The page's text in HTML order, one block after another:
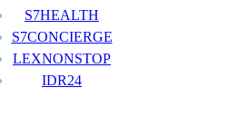
S7HEALTH
S7CONCIERGE
LEXNONSTOP
IDR24